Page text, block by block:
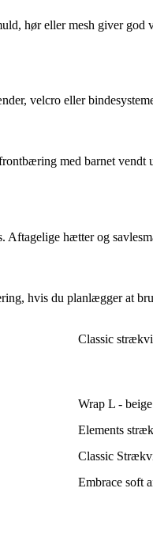
hør eller mesh giver
velcro eller
med barnet
Aftagelige hætter og
hvis du planlægger at
Classic
Wrap L -
Elements
Classic
Embrace soft